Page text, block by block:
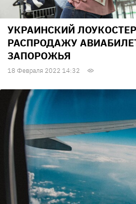
УКРАИНСКИЙ
РАСПРОДАЖУ
ЗАПОРОЖЬЯ
18 Февраля 2022 14:32